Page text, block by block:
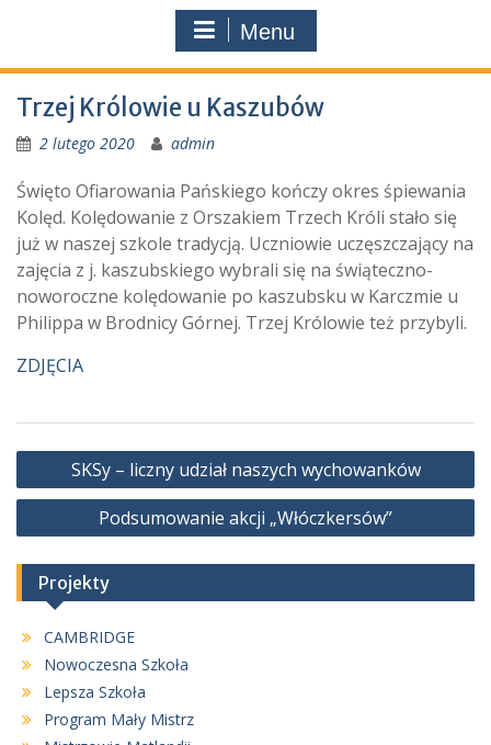
Menu
Trzej Królowie u Kaszubów
2 lutego 2020 admin
Święto Ofiarowania Pańskiego kończy okres śpiewania
Kolęd. Kolędowanie z Orszakiem Trzech Króli stało się
już w naszej szkole tradycją. Uczniowie uczęszczający na
zajęcia z j. kaszubskiego wybrali się na świąteczno-
noworoczne kolędowanie po kaszubsku w Karczmie u
Philippa w Brodnicy Górnej. Trzej Królowie też przybyli.
ZDJĘCIA
Nawigacja
wpisu
SKSy – liczny udział naszych wychowanków
Podsumowanie akcji „Włóczkersów”
Projekty
CAMBRIDGE
Nowoczesna Szkoła
Lepsza Szkoła
Program Mały Mistrz